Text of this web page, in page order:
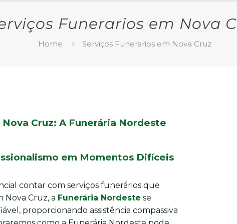
Funerarios em Nova
Home Serviços Funerarios em Nova Cruz
Cruz: A Funerária Nordeste
em Momentos Difíceis
contar com serviços funerários que
Nova Cruz, a Funerária Nordeste se
proporcionando assistência compassiva